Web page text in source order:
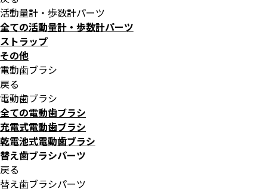
活動量計・歩数計パーツ
全ての活動量計・歩数計パーツ
ストラップ
その他
電動歯ブラシ
戻る
電動歯ブラシ
全ての電動歯ブラシ
充電式電動歯ブラシ
乾電池式電動歯ブラシ
替え歯ブラシパーツ
戻る
替え歯ブラシパーツ